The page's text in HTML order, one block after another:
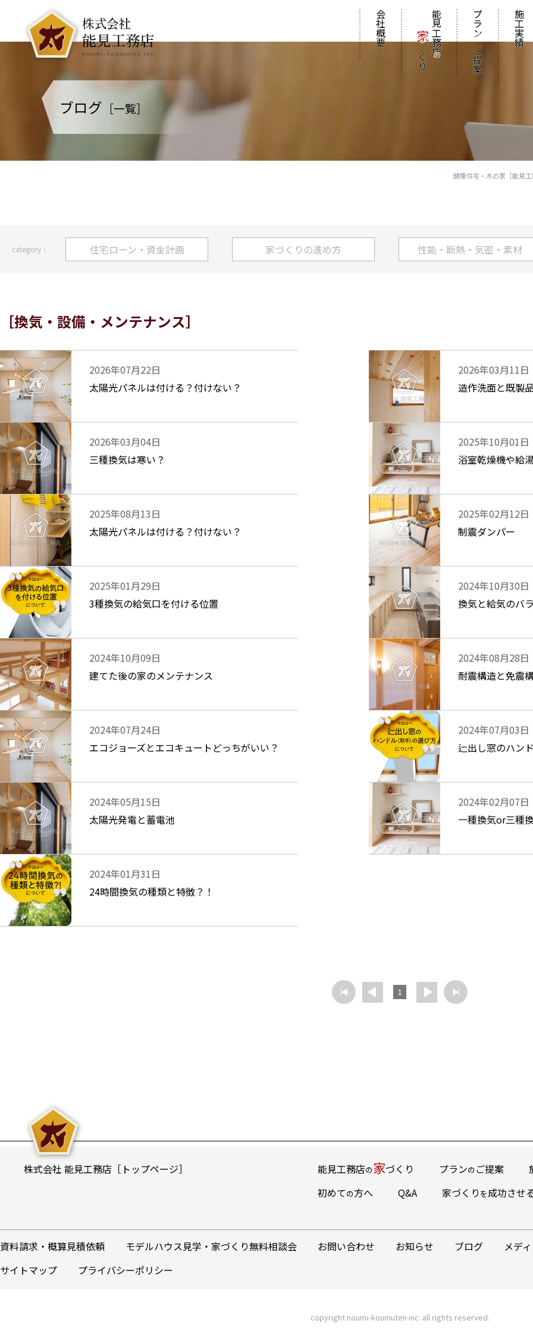
会社概要 能見工務店
の
家
づくり
プラン
の
ご提案
施工実績
ブログ ［一覧］
健康住宅・木の家［能見
category 住宅ローン・資金計画 家づくりの進め方 性能・断熱・気密・素材
換気・設備・メンテナンス
2026年07月22日
太陽光パネルは付ける？付けない？
2026年03月11日
造作洗面と既製
2026年03月04日
三種換気は寒い？
2025年10月01日
浴室乾燥機や給
2025年08月13日
太陽光パネルは付ける？付けない？
2025年02月12日
制震ダンパー
2025年01月29日
3種換気の給気口を付ける位置
2024年10月30日
換気と給気のバ
2024年10月09日
建てた後の家のメンテナンス
2024年08月28日
耐震構造と免震
2024年07月24日
エコジョーズとエコキュートどっちがいい？
2024年07月03日
辷出し窓のハン
2024年05月15日
太陽光発電と蓄電池
2024年02月07日
一種換気or三種
2024年01月31日
24時間換気の種類と特徴？！
1
株式会社 能見工務店［トップページ］ 能見工務店の家づくり プランの ご提案
初めての方へ Q&A 家づくり を成功させ
資料請求・概算見積依頼 モデルハウス見学・家づくり無料相談会 お問い合わせ お知らせ ブログ
メデ
サイトマップ
プライバシーポリシー
copyright noumi-koumuten inc. all rights reserved.